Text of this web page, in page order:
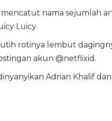
nama sejumlah
Luicy.
rotinya lembut
akun @netflixid.
Adrian Khalif